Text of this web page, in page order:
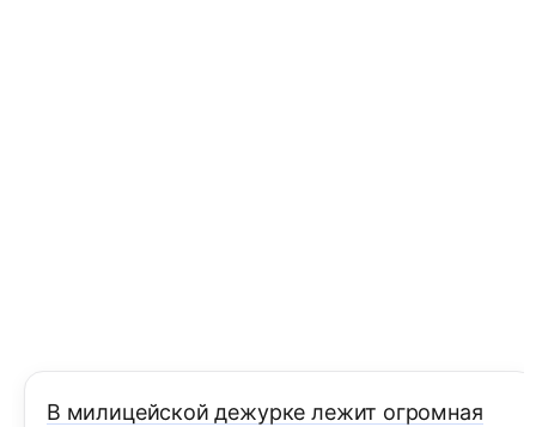
В милицейской дежурке лежит огромная